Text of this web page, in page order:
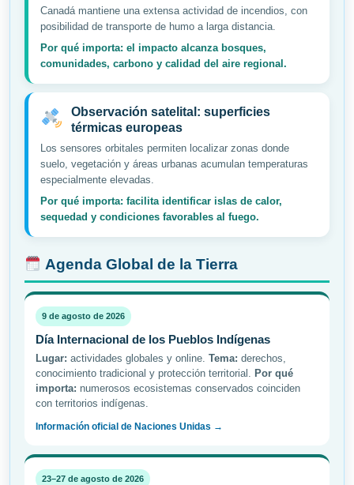
Canadá mantiene una extensa actividad de incendios, con
posibilidad de transporte de humo a larga distancia.
Por qué importa: el impacto alcanza bosques,
comunidades, carbono y calidad del aire regional.
Observación satelital: superficies
térmicas europeas
Los sensores orbitales permiten localizar zonas donde
suelo, vegetación y áreas urbanas acumulan temperaturas
especialmente elevadas.
Por qué importa: facilita identificar islas de calor,
sequedad y condiciones favorables al fuego.
Agenda Global de la Tierra
9 de agosto de 2026
Día Internacional de los Pueblos Indígenas
Lugar: actividades globales y online. Tema: derechos,
conocimiento tradicional y protección territorial. Por qué
importa: numerosos ecosistemas conservados coinciden
con territorios indígenas.
Información oficial de Naciones Unidas →
23–27 de agosto de 2026